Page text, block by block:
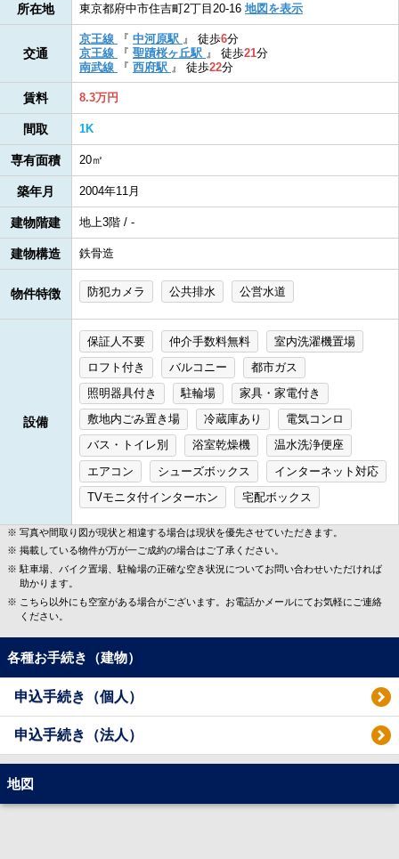
所在地 東京都府中市住吉町2丁目20-16 地図を表示
交通
京王線 『 中河原駅 』 徒歩6分
京王線
『 聖蹟桜ヶ丘駅 』 徒歩21分
南武線
『 西府駅 』 徒歩22分
賃料 8.3万円
間取 1K
専有面積 20㎡
築年月 2004年11月
建物階建 地上3階 / -
建物構造 鉄骨造
物件特徴 防犯カメラ 公共排水 公営水道
設備
保証人不要 仲介手数料無料
室内洗濯機置場
ロフト付き
バルコニー
都市ガス
照明器具付き
駐輪場
家具・家電付き
敷地内ごみ置き場
冷蔵庫あり
電気コンロ
バス・トイレ別
浴室乾燥機
温水洗浄便座
エアコン
シューズボックス
インターネット対応
TVモニタ付インターホン
宅配ボックス
写真や間取り図が現状と相違する場合は現状を優先させていただきます。
掲載している物件が万が一ご成約の場合はご了承ください。
駐車場、バイク置場、駐輪場の正確な空き状況についてお問い合わせいただければ
助かります。
こちら以外にも空室がある場合がございます。お電話かメールにてお気軽にご連絡
ください。
各種お手続き（建物）
申込手続き（個人）
申込手続き（法人）
地図